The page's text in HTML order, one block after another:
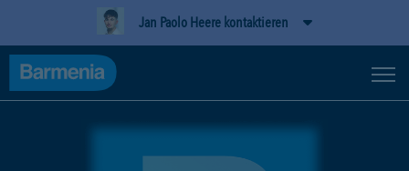
Jan Paolo Heere kontaktieren